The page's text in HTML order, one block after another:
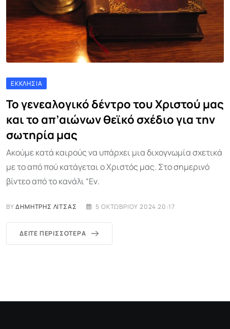
ΕΚΚΛΗΣΊΑ
Το γενεαλογικό δέντρο του Χριστού μας
και το απ’αιώνων θεϊκό σχέδιο για την
σωτηρία μας
Ακούμε κατά καιρούς να υπάρχει μια διχογνωμία σχετικά
με το από πού κατάγεται ο Χριστός μας. Στο σημερινό
βίντεο από το κανάλι “Εν.
BYΔΗΜΉΤΡΗΣ ΛΊΤΣΑΣ 5 ΟΚΤΩΒΡΊΟΥ 2024 20:17
ΔΕΊΤΕ ΠΕΡΙΣΣΌΤΕΡΑ